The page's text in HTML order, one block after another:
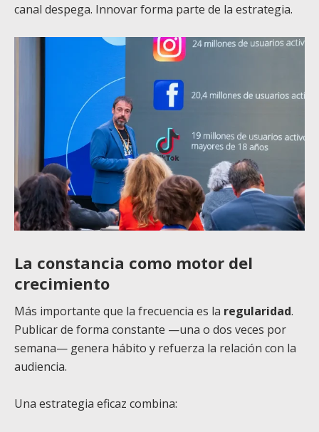
canal despega. Innovar forma parte de la estrategia.
La constancia como motor del
crecimiento
Más importante que la frecuencia es la regularidad.
Publicar de forma constante —una o dos veces por
semana— genera hábito y refuerza la relación con la
audiencia.
Una estrategia eficaz combina: